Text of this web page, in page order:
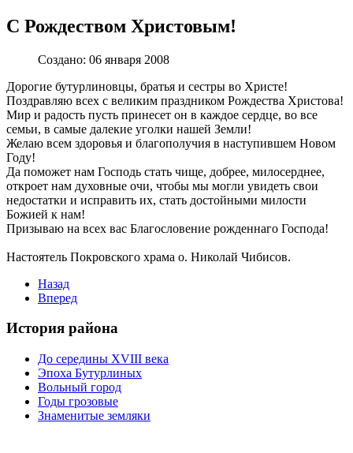
С Рождеством Христовым!
Создано: 06 января 2008
Дорогие бутурлиновцы, братья и сестры во Христе!
Поздравляю всех с великим праздником Рождества Христова!
Мир и радость пусть принесет он в каждое сердце, во все
семьи, в самые далекие уголки нашей Земли!
Желаю всем здоровья и благополучия в наступившем Новом
Году!
Да поможет нам Господь стать чище, добрее, милосерднее,
откроет нам духовные очи, чтобы мы могли увидеть свои
недостатки и исправить их, стать достойными милости
Божией к нам!
Призываю на всех вас Благословение рожденнаго Господа!
Настоятель Покровского храма о. Николай Чибисов.
Назад
Вперед
История района
До середины XVIII века
Эпоха Бутурлиных
Вольный город
Годы грозовые
Знаменитые земляки